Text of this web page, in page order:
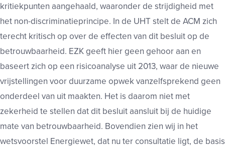
kritiekpunten aangehaald, waaronder de strijdigheid met
het non-discriminatieprincipe. In de UHT stelt de ACM zich
terecht kritisch op over de effecten van dit besluit op de
betrouwbaarheid. EZK geeft hier geen gehoor aan en
baseert zich op een risicoanalyse uit 2013, waar de nieuwe
vrijstellingen voor duurzame opwek vanzelfsprekend geen
onderdeel van uit maakten. Het is daarom niet met
zekerheid te stellen dat dit besluit aansluit bij de huidige
mate van betrouwbaarheid. Bovendien zien wij in het
wetsvoorstel Energiewet, dat nu ter consultatie ligt, de basis